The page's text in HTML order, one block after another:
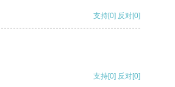
支持[0] 反对[0]
支持[0] 反对[0]